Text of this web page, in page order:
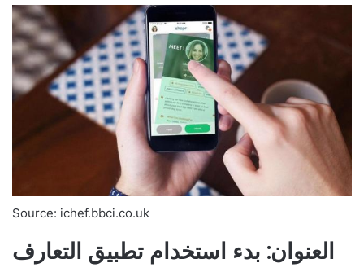
Source: ichef.bbci.co.uk
العنوان: بدء استخدام تطبيق التعارف